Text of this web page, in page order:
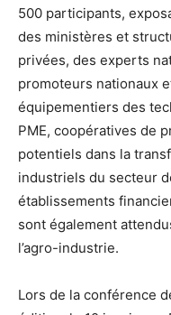
500 participants,
des ministères et
privées, des experts
promoteurs nationaux
équipementiers des
PME, coopératives de
potentiels dans la
industriels du secteur
établissements
sont également
l’agro-industrie.
Lors de la conférence